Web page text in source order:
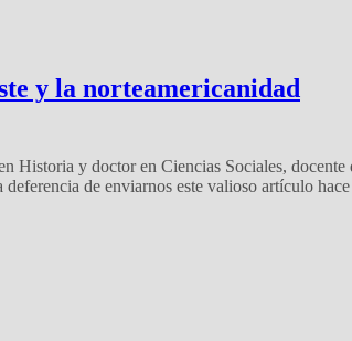
y la norteamericanidad
y doctor en Ciencias Sociales,
de enviarnos este valioso artículo